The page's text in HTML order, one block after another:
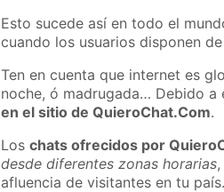
Esto sucede así en todo el
cuando los usuarios disponen
Ten en cuenta que internet es
noche, ó madrugada… Debido
en el sitio de QuieroChat.Com.
Loschats ofrecidos por
desde diferentes zonas horarias
afluencia de visitantes en tu país.